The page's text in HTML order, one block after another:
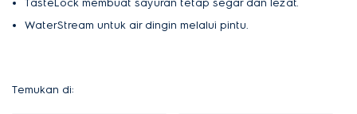
TasteLock membuat sayuran tetap segar dan lezat.
WaterStream untuk air dingin melalui pintu.
Temukan di: